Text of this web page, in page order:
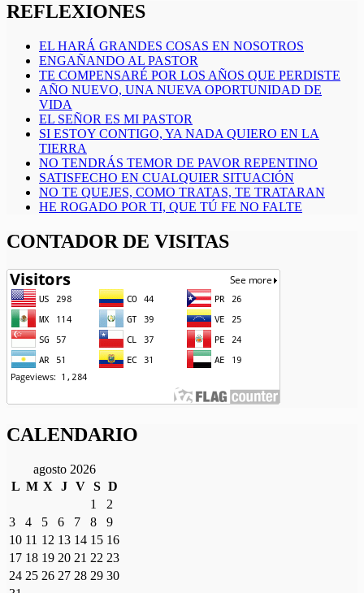
REFLEXIONES
EL HARÁ GRANDES COSAS EN NOSOTROS
ENGAÑANDO AL PASTOR
TE COMPENSARÉ POR LOS AÑOS QUE PERDISTE
AÑO NUEVO, UNA NUEVA OPORTUNIDAD DE
VIDA
EL SEÑOR ES MI PASTOR
SI ESTOY CONTIGO, YA NADA QUIERO EN LA
TIERRA
NO TENDRÁS TEMOR DE PAVOR REPENTINO
SATISFECHO EN CUALQUIER SITUACIÓN
NO TE QUEJES, COMO TRATAS, TE TRATARAN
HE ROGADO POR TI, QUE TÚ FE NO FALTE
CONTADOR DE VISITAS
CALENDARIO
agosto 2026
L M X J V S D
1
2
3
4 5 6 7 8
9
10 11 12 13 14 15 16
17 18 19 20 21 22 23
24 25 26 27 28 29 30